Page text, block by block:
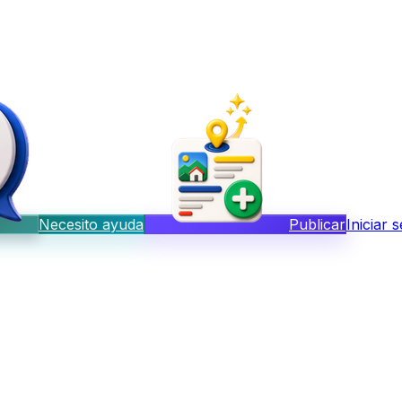
Necesito ayuda PublicarIniciar